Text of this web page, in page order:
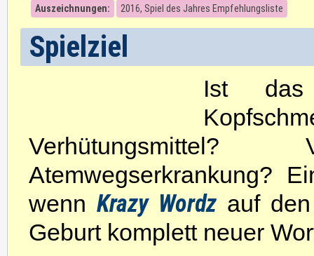
Auszeichnungen:
2016, Spiel des Jahres Empfehlungsliste
Spielziel
Ist
Atemwegserkrankung?
wenn Krazy Wordz auf
Geburt komplett neuer